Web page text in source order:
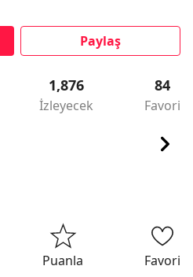
Paylaş
1,876
İzleyecek
84
Favori
Puanla Favori